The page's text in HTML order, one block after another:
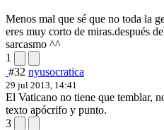
Menos mal que sé que no toda la
eres muy corto de miras.después
sarcasmo ^^
1
#32 nyusocratica
29 jul 2013, 14:41
El Vaticano no tiene que temblar,
texto apócrifo y punto.
3